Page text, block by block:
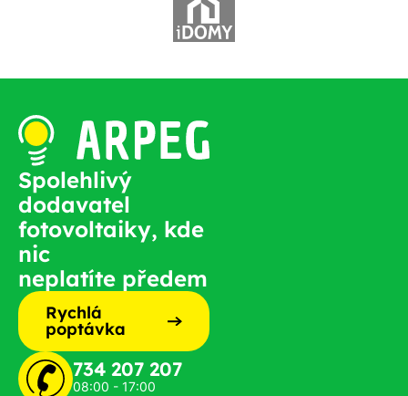
Spolehlivý
dodavatel
fotovoltaiky, kde
nic
neplatíte předem
Rychlá
poptávka
734 207 207
08:00 - 17:00